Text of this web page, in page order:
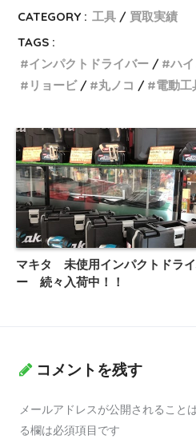
CATEGORY : 工具
買取実績
TAGS :
インパクトドライバー
ハ
リョービ
丸ノコ 電動工
マキタ 未使用インパクトドラ
ー 続々入荷中！！
コメントを残す
メールアドレスが公開されること
る欄は必須項目です